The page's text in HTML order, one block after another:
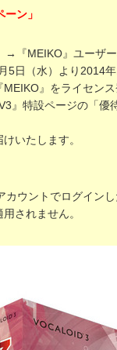
ン」
『MEIKO』ユーザー
5日（水）より2014
』をライセン
』特設ページの「優
いたします。
カウントでログイン
されません。